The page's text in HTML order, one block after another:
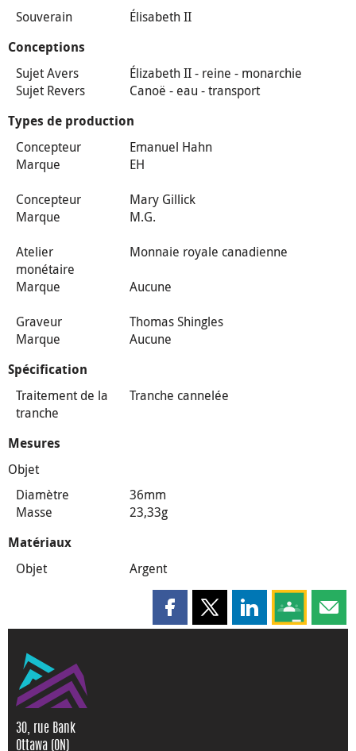
Souverain Élisabeth II
Conceptions
Sujet Avers
Élizabeth II - reine - monarchie
Sujet Revers
Canoë - eau - transport
Types de production
Concepteur
Emanuel Hahn
Marque
EH
Concepteur
Mary Gillick
Marque
M.G.
Atelier
monétaire
Monnaie royale canadienne
Marque
Aucune
Graveur
Thomas Shingles
Marque
Aucune
Spécification
Traitement de la
tranche
Tranche cannelée
Mesures
Objet
Diamètre
36mm
Masse
23,33g
Matériaux
Objet Argent
Partager cette page sur
Partager cette page sur X
Partager cette
Partagez
30, rue Bank
Ottawa (ON)